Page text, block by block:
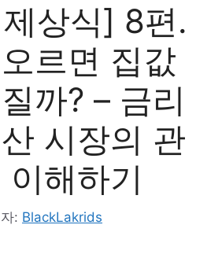
상식] 8편.
르면 집값
까? – 금리
시장의 관
해하기
: BlackLakrids